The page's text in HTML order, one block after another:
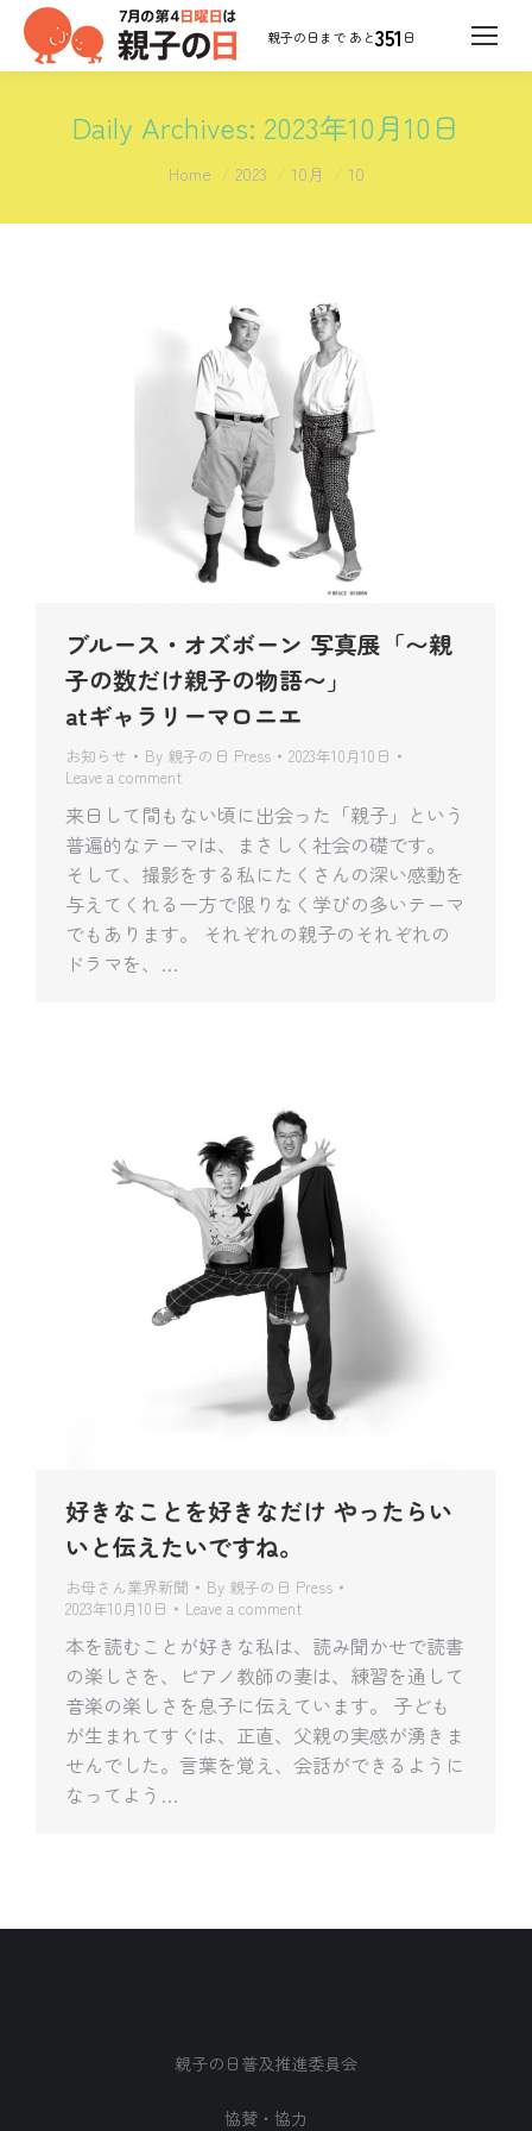
351 日
Daily Archives: 2023年10月10日
You are here:
Home 2023 10月 10
ブルース・オズボーン 写真展「〜親
子の数だけ親子の物語〜」
atギャラリーマロニエ
お知らせ By 親子の日 Press
2023年10月10日
Leave a comment
来日して間もない頃に出会った「親子」という
普遍的なテーマは、まさしく社会の礎です。
そして、撮影をする私にたくさんの深い感動を
与えてくれる一方で限りなく学びの多いテーマ
でもあります。 それぞれの親子のそれぞれの
ドラマを、…
好きなことを好きなだけ やったらい
いと伝えたいですね。
お母さん業界新聞 By 親子の日 Press
2023年10月10日
Leave a comment
本を読むことが好きな私は、読み聞かせで読書
の楽しさを、ピアノ教師の妻は、練習を通して
音楽の楽しさを息子に伝えています。 子ども
が生まれてすぐは、正直、父親の実感が湧きま
せんでした。言葉を覚え、会話ができるように
なってよう…
親子の日普及推進委員会
協賛・協力